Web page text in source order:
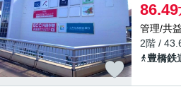
86.49
管理/共
2階 /
豊橋鉄